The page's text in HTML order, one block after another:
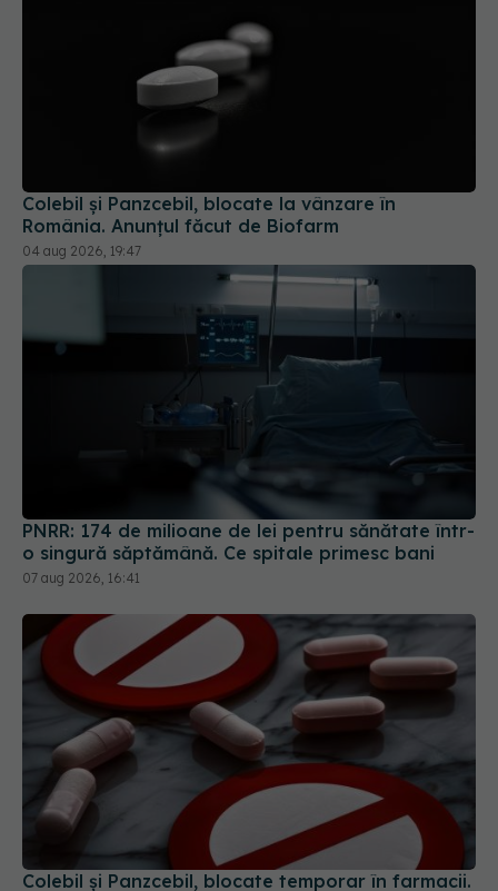
Colebil și Panzcebil, blocate la vânzare în
România. Anunțul făcut de Biofarm
PNRR: 174 de milioane de lei pentru sănătate într-
o singură săptămână. Ce spitale primesc bani
Colebil și Panzcebil, blocate temporar în farmacii.
ANMDMR explică de ce a luat măsura